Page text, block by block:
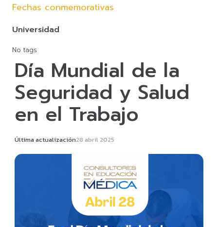
Día Mundial de la
Seguridad y Salud
en el Trabajo
Última actualización28 abril 2025
Fechas conmemorativas
Universidad
No tags